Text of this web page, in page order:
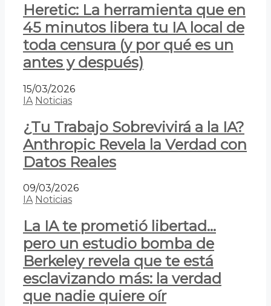
Heretic: La herramienta que en
45 minutos libera tu IA local de
toda censura (y por qué es un
antes y después)
15/03/2026
IA Noticias
¿Tu Trabajo Sobrevivirá a la IA?
Anthropic Revela la Verdad con
Datos Reales
09/03/2026
IA Noticias
La IA te prometió libertad…
pero un estudio bomba de
Berkeley revela que te está
esclavizando más: la verdad
que nadie quiere oír